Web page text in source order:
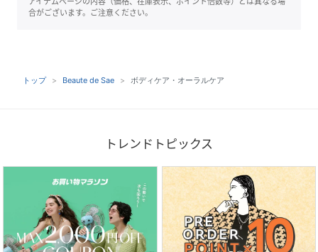
合がございます。ご注意ください。
トップ Beaute de Sae ボディケア・オーラルケア
トレンドトピックス